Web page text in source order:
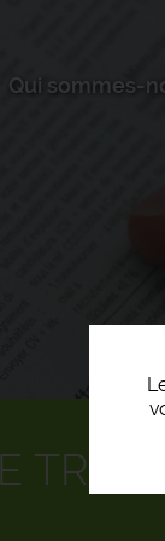
Qui sommes-